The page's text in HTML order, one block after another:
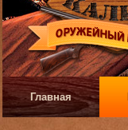
Главная